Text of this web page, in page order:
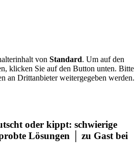
vonStandard. Um auf den
klicken Sie auf den Button unten. Bitte
an Drittanbieter weitergegeben werden.
oder kippt: schwierige
Lösungen │ zu Gast bei